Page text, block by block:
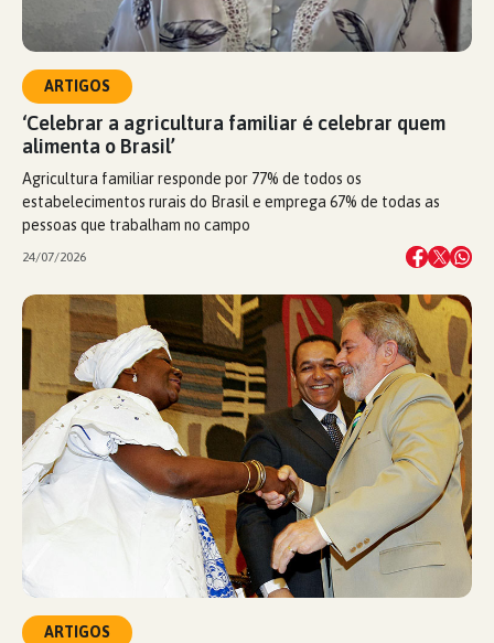
ARTIGOS
‘Celebrar a agricultura familiar é celebrar quem
alimenta o Brasil’
Agricultura familiar responde por 77% de todos os
estabelecimentos rurais do Brasil e emprega 67% de todas as
pessoas que trabalham no campo
24/07/2026
ARTIGOS